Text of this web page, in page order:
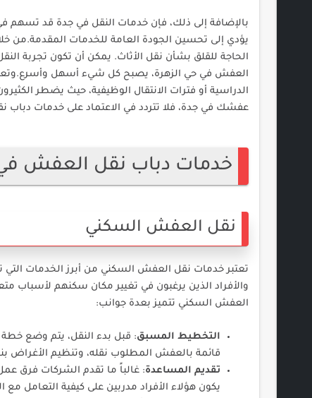
بالإضافة إلى ذلك، فإن خدمات النقل في جدة قد تسهم
يؤدي إلى تحسين الجودة العامة للخدمات المقدمة.من
الحاجة للقلق بشأن نقل الأثاث. يمكن أن تكون تجربة
العفش في حي الزهرة، يصبح كل شيء أسهل وأسرع.وتعد
الدراسية أو فترات الانتقال الوظيفية، حيث يضطر
عفشك في جدة، فلا تتردد في الاعتماد على خدمات دباب
خدمات دباب نقل العفش في
نقل العفش السكني
تعتبر خدمات نقل العفش السكني من أبرز الخدمات
والأفراد الذين يرغبون في تغيير مكان سكنهم لأسباب
العفش السكني تتميز بعدة جوانب:
التخطيط المسبق: قبل بدء النقل، يتم وضع
قائمة بالعفش المطلوب نقله، وتنظيم الأغراض
تقديم المساعدة: غالباً ما تقدم الشركات فرق
يكون هؤلاء الأفراد مدربين على كيفية التعامل مع